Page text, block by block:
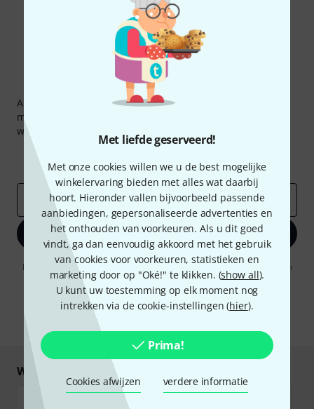
Met liefde geserveerd!
Met onze cookies willen we u de best mogelijke
winkelervaring bieden met alles wat daarbij
hoort. Hieronder vallen bijvoorbeeld passende
aanbiedingen, gepersonaliseerde advertenties en
het onthouden van voorkeuren. Als u dit goed
vindt, ga dan eenvoudig akkoord met het gebruik
van cookies voor voorkeuren, statistieken en
marketing door op "Oké!" te klikken. (show all).
U kunt uw toestemming op elk moment nog
intrekken via de cookie-instellingen (hier).
Prima!
Cookies afwijzen verdere informatie
Thomann nieuwsbrief
Abonneer u op de Thomann-nieuwsbrief in het Engels en
met een beetje geluk kunt u een van
waarde van
Inspirerende bijdragen
Thomann-inzichten
E-Mail adres*
Registreer nu
Door op "Registreer nu" te klikken, gaat u akkoord met het ontvangen
van e-mailreclame. U kunt zich op elk moment afmelden. Meer
informatie over de nieuwsbrief vindt u in onzerichtlijn
gegevensbescherming
Winkel en betaal veilig